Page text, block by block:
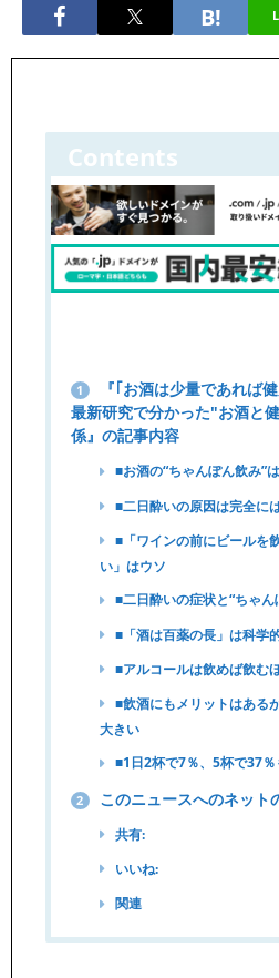
Contents
1
『｢お酒は少量であれば
最新研究で分かった"お酒と
係』の記事内容
■お酒の“ちゃんぽん飲み”
■二日酔いの原因は完全に
■「ワインの前にビールを
い」はウソ
■二日酔いの症状と“ちゃ
■「酒は百薬の長」は科学
■アルコールは飲めば飲む
■飲酒にもメリットはある
大きい
■1日2杯で7％、5杯で37
2 このニュースへのネット
共有:
いいね:
関連